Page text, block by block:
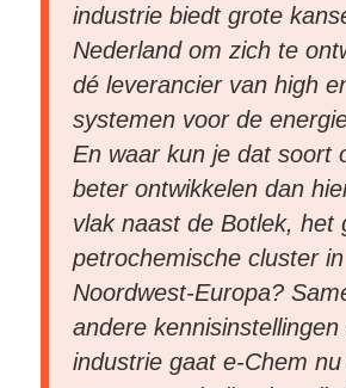
industrie biedt grote
Nederland om zich te
dé leverancier van high
systemen voor de
En waar kun je dat soort
beter ontwikkelen dan
vlak naast de Botlek, het
petrochemische cluster in
Noordwest-Europa?
andere kennisinstellingen
industrie gaat e-Chem